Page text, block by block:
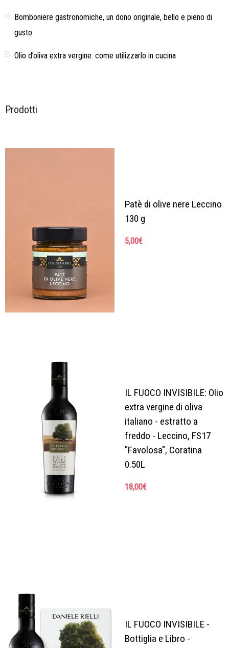
Bomboniere gastronomiche, un dono originale, bello e pieno di
gusto
Olio d’oliva extra vergine: come utilizzarlo in cucina
Prodotti
Patè di olive nere Leccino
130 g
5,00€
IL FUOCO INVISIBILE: Olio
extra vergine di oliva
italiano - estratto a
freddo - Leccino, FS17
"Favolosa", Coratina
0.50L
18,00€
IL FUOCO INVISIBILE -
Bottiglia e Libro -